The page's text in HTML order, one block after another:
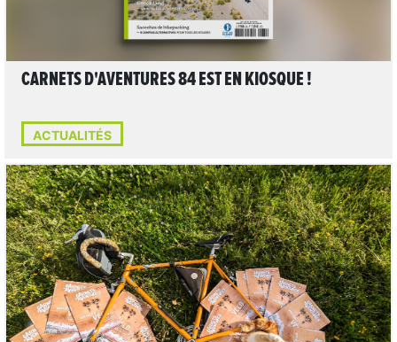
CARNETS D'AVENTURES 84 EST EN KIOSQUE !
ACTUALITÉS
LIRE L'ARTICLE